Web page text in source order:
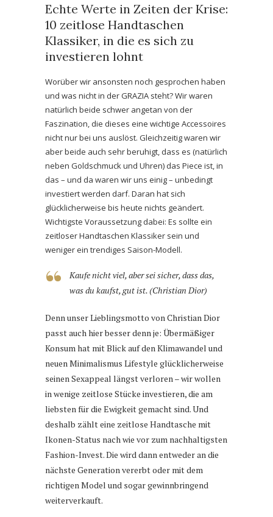
Echte Werte in Zeiten der Krise:
10 zeitlose Handtaschen
Klassiker, in die es sich zu
investieren lohnt
Worüber wir ansonsten noch gesprochen haben
und was nicht in der GRAZIA steht? Wir waren
natürlich beide schwer angetan von der
Faszination, die dieses eine wichtige Accessoires
nicht nur bei uns auslöst. Gleichzeitig waren wir
aber beide auch sehr beruhigt, dass es (natürlich
neben Goldschmuck und Uhren) das Piece ist, in
das – und da waren wir uns einig – unbedingt
investiert werden darf. Daran hat sich
glücklicherweise bis heute nichts geändert.
Wichtigste Voraussetzung dabei: Es sollte ein
zeitloser Handtaschen Klassiker sein und
weniger ein trendiges Saison-Modell.
Kaufe nicht viel, aber sei sicher, dass das,
was du kaufst, gut ist. (Christian Dior)
Denn unser Lieblingsmotto von Christian Dior
passt auch hier besser denn je: Übermäßiger
Konsum hat mit Blick auf den Klimawandel und
neuen Minimalismus Lifestyle glücklicherweise
seinen Sexappeal längst verloren – wir wollen
in wenige zeitlose Stücke investieren, die am
liebsten für die Ewigkeit gemacht sind. Und
deshalb zählt eine zeitlose Handtasche mit
Ikonen-Status nach wie vor zum nachhaltigsten
Fashion-Invest. Die wird dann entweder an die
nächste Generation vererbt oder mit dem
richtigen Model und sogar gewinnbringend
weiterverkauft.